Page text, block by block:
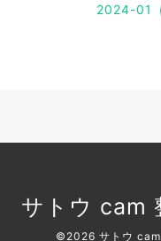
2024-01（
サトウ cam
©2026 サトウ